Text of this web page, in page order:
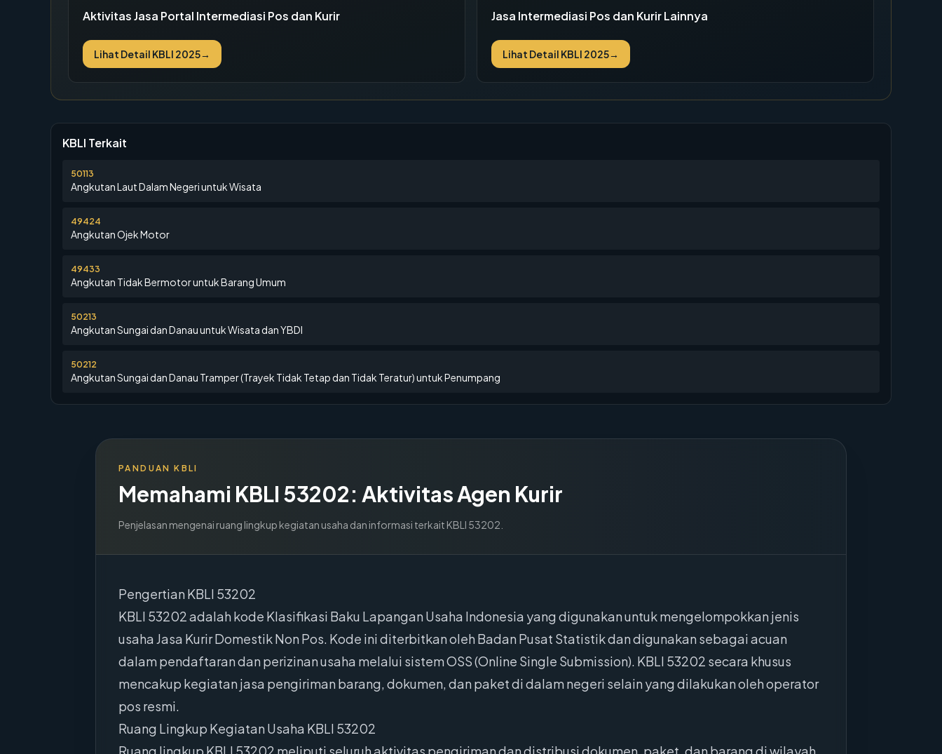
Aktivitas Jasa Portal Intermediasi Pos dan Kurir
Lihat Detail KBLI 2025→
Jasa Intermediasi Pos dan Kurir Lainnya
Lihat Detail KBLI 2025→
KBLI Terkait
50113
Angkutan Laut Dalam Negeri untuk Wisata
49424
Angkutan Ojek Motor
49433
Angkutan Tidak Bermotor untuk Barang Umum
50213
Angkutan Sungai dan Danau untuk Wisata dan YBDI
50212
Angkutan Sungai dan Danau Tramper (Trayek Tidak Tetap dan Tidak Teratur) untuk Penumpang
PANDUAN KBLI
Memahami KBLI 53202: Aktivitas Agen Kurir
Penjelasan mengenai ruang lingkup kegiatan usaha dan informasi terkait KBLI 53202
Pengertian KBLI 53202
KBLI 53202 adalah kode Klasifikasi Baku Lapangan Usaha Indonesia yang digunakan untuk mengelompokkan jenis
usaha Jasa Kurir Domestik Non Pos. Kode ini diterbitkan oleh Badan Pusat Statistik dan digunakan sebagai acuan
dalam pendaftaran dan perizinan usaha melalui sistem OSS (Online Single Submission). KBLI 53202 secara khusus
mencakup kegiatan jasa pengiriman barang, dokumen, dan paket di dalam negeri selain yang dilakukan oleh operator
pos resmi.
Ruang Lingkup Kegiatan Usaha KBLI 53202